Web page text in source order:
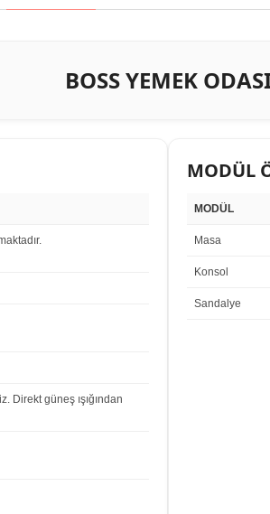
BOSS YEMEK
Direkt güneş ışığından
MODÜL
MODÜL
Masa
Konsol
Sandalye